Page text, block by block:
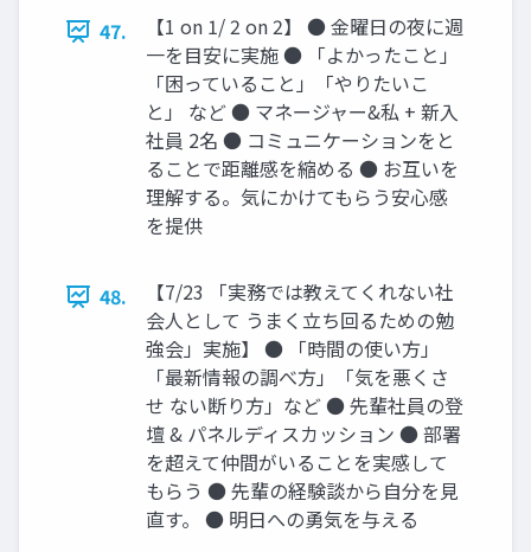
47.
【1 on 1/ 2 on 2】 ● 金曜日の夜に週
一を目安に実施 ● 「よかったこと」
「困っていること」「やりたいこ
と」 など ● マネージャー&私 + 新入
社員 2名 ● コミュニケーションをと
ることで距離感を縮める ● お互いを
理解する。気にかけてもらう安心感
を提供
48.
【7/23 「実務では教えてくれない社
会人として うまく立ち回るための勉
強会」実施】 ● 「時間の使い方」
「最新情報の調べ方」「気を悪くさ
せ ない断り方」など ● 先輩社員の登
壇 & パネルディスカッション ● 部署
を超えて仲間がいることを実感して
もらう ● 先輩の経験談から自分を見
直す。 ● 明日への勇気を与える